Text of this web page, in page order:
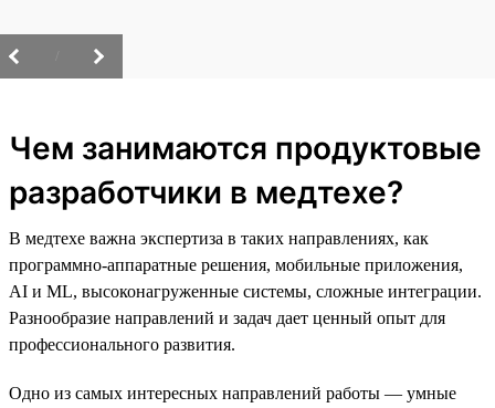
Чем занимаются продуктовые
разработчики в медтехе?
В медтехе важна экспертиза в таких направлениях, как
программно-аппаратные решения, мобильные приложения,
AI и ML, высоконагруженные системы, сложные интеграции.
Разнообразие направлений и задач дает ценный опыт для
профессионального развития.
Одно из самых интересных направлений работы — умные